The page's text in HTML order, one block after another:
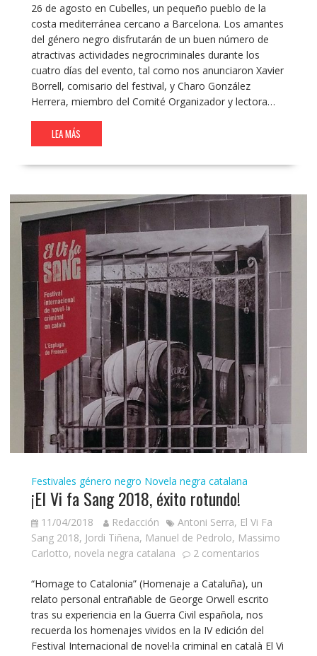
26 de agosto en Cubelles, un pequeño pueblo de la
costa mediterránea cercano a Barcelona. Los amantes
del género negro disfrutarán de un buen número de
atractivas actividades negrocriminales durante los
cuatro días del evento, tal como nos anunciaron Xavier
Borrell, comisario del festival, y Charo González
Herrera, miembro del Comité Organizador y lectora…
LEA MÁS
Festivales género negro Novela negra catalana
¡El Vi fa Sang 2018, éxito rotundo!
11/04/2018 Redacción Antoni Serra, El Vi Fa
Sang 2018, Jordi Tiñena, Manuel de Pedrolo, Massimo
Carlotto, novela negra catalana 2 comentarios
“Homage to Catalonia” (Homenaje a Cataluña), un
relato personal entrañable de George Orwell escrito
tras su experiencia en la Guerra Civil española, nos
recuerda los homenajes vividos en la IV edición del
Festival Internacional de novel·la criminal en català El Vi